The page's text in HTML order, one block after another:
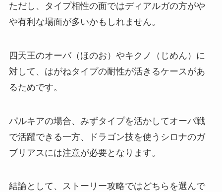
ただし、タイプ相性の面ではディアルガの方がや
や有利な場面が多いかもしれません。
四天王のオーバ（ほのお）やキクノ（じめん）に
対して、はがねタイプの耐性が活きるケースがあ
るためです。
パルキアの場合、みずタイプを活かしてオーバ戦
で活躍できる一方、ドラゴン技を使うシロナのガ
ブリアスには注意が必要となります。
結論として、ストーリー攻略ではどちらを選んで